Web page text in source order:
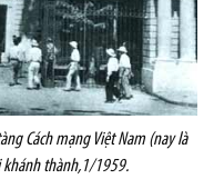
Cách mạng ViệtNam(nay là
khánh thành,1/1959.